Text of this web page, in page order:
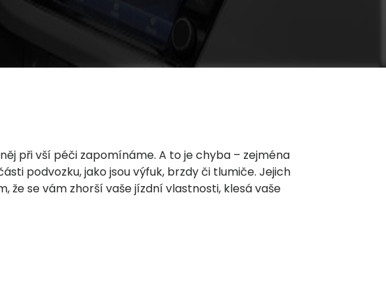
při vší péči zapomínáme. A to je chyba – zejména
podvozku, jako jsou výfuk, brzdy či tlumiče. Jejich
že se vám zhorší vaše jízdní vlastnosti, klesá vaše